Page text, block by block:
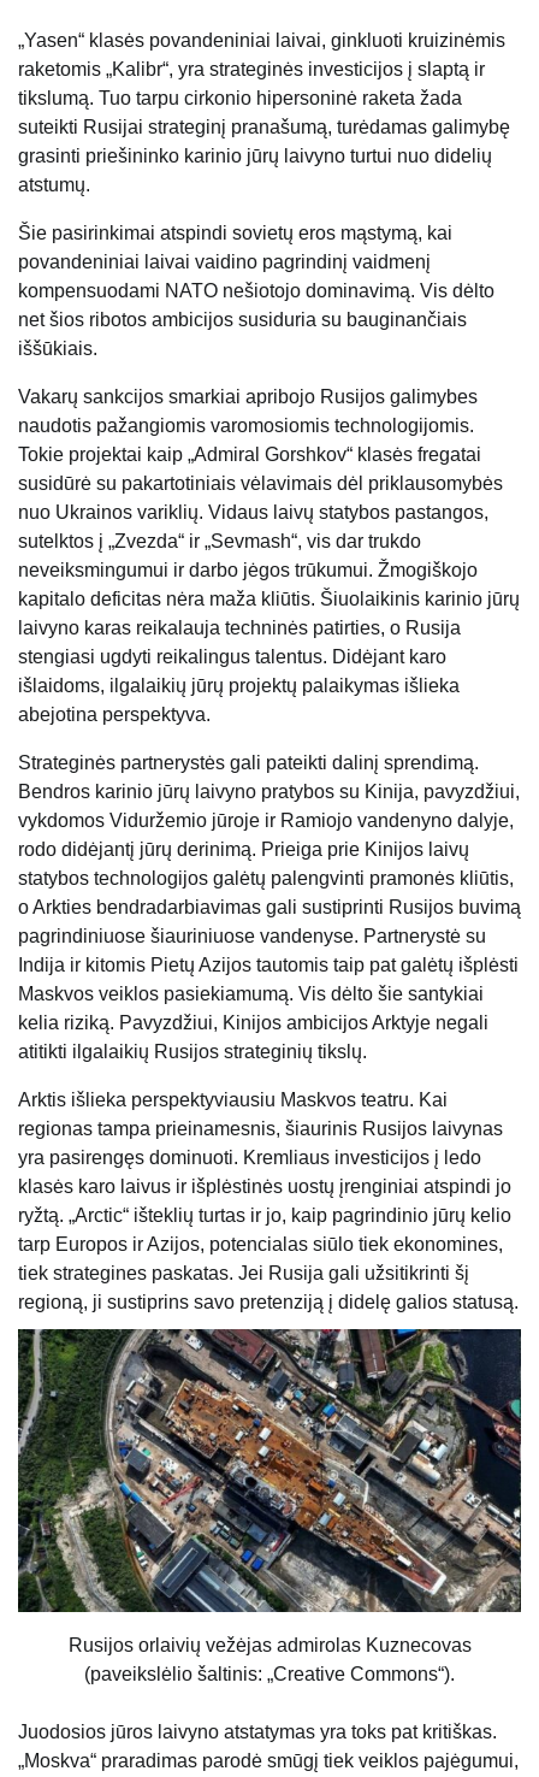
„Yasen“ klasės povandeniniai laivai, ginkluoti kruizinėmis
raketomis „Kalibr“, yra strateginės investicijos į slaptą ir
tikslumą. Tuo tarpu cirkonio hipersoninė raketa žada
suteikti Rusijai strateginį pranašumą, turėdamas galimybę
grasinti priešininko karinio jūrų laivyno turtui nuo didelių
atstumų.
Šie pasirinkimai atspindi sovietų eros mąstymą, kai
povandeniniai laivai vaidino pagrindinį vaidmenį
kompensuodami NATO nešiotojo dominavimą. Vis dėlto
net šios ribotos ambicijos susiduria su bauginančiais
iššūkiais.
Vakarų sankcijos smarkiai apribojo Rusijos galimybes
naudotis pažangiomis varomosiomis technologijomis.
Tokie projektai kaip „Admiral Gorshkov“ klasės fregatai
susidūrė su pakartotiniais vėlavimais dėl priklausomybės
nuo Ukrainos variklių. Vidaus laivų statybos pastangos,
sutelktos į „Zvezda“ ir „Sevmash“, vis dar trukdo
neveiksmingumui ir darbo jėgos trūkumui. Žmogiškojo
kapitalo deficitas nėra maža kliūtis. Šiuolaikinis karinio jūrų
laivyno karas reikalauja techninės patirties, o Rusija
stengiasi ugdyti reikalingus talentus. Didėjant karo
išlaidoms, ilgalaikių jūrų projektų palaikymas išlieka
abejotina perspektyva.
Strateginės partnerystės gali pateikti dalinį sprendimą.
Bendros karinio jūrų laivyno pratybos su Kinija, pavyzdžiui,
vykdomos Viduržemio jūroje ir Ramiojo vandenyno dalyje,
rodo didėjantį jūrų derinimą. Prieiga prie Kinijos laivų
statybos technologijos galėtų palengvinti pramonės kliūtis,
o Arkties bendradarbiavimas gali sustiprinti Rusijos buvimą
pagrindiniuose šiauriniuose vandenyse. Partnerystė su
Indija ir kitomis Pietų Azijos tautomis taip pat galėtų išplėsti
Maskvos veiklos pasiekiamumą. Vis dėlto šie santykiai
kelia riziką. Pavyzdžiui, Kinijos ambicijos Arktyje negali
atitikti ilgalaikių Rusijos strateginių tikslų.
Arktis išlieka perspektyviausiu Maskvos teatru. Kai
regionas tampa prieinamesnis, šiaurinis Rusijos laivynas
yra pasirengęs dominuoti. Kremliaus investicijos į ledo
klasės karo laivus ir išplėstinės uostų įrenginiai atspindi jo
ryžtą. „Arctic“ išteklių turtas ir jo, kaip pagrindinio jūrų kelio
tarp Europos ir Azijos, potencialas siūlo tiek ekonomines,
tiek strategines paskatas. Jei Rusija gali užsitikrinti šį
regioną, ji sustiprins savo pretenziją į didelę galios statusą.
Rusijos orlaivių vežėjas admirolas Kuznecovas
(paveikslėlio šaltinis: „Creative Commons“).
Juodosios jūros laivyno atstatymas yra toks pat kritiškas.
„Moskva“ praradimas parodė smūgį tiek veiklos pajėgumui,